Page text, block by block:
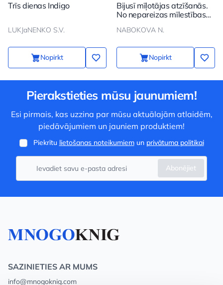
Trīs dienas Indigo
LUKJaNENKO S.V.
Nopirkt
Bijusī mīļotājas atzīšanās.
No nepareizas mīlestības
NABOKOVA N.
Nopirkt
Pierakstieties mūsu jaunumiem!
Esi pirmais, kas uzzina par mūsu aktuālajām atlaidēm,
piedāvājumiem un jauniem produktiem!
Piekrītu lietošanas noteikumiemun privātuma politikai
Abonējiet
SAZINIETIES AR MUMS
info@mnogoknig.com